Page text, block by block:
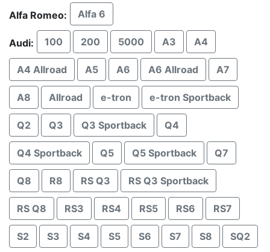
Alfa Romeo: Alfa 6
Audi: 100 200 5000 A3 A4
A4 Allroad A5 A6 A6 Allroad A7
A8 Allroad e-tron e-tron Sportback
Q2 Q3 Q3 Sportback Q4
Q4 Sportback Q5 Q5 Sportback Q7
Q8 R8 RS Q3 RS Q3 Sportback
RS Q8 RS3 RS4 RS5 RS6 RS7
S2 S3 S4 S5 S6 S7 S8 SQ2